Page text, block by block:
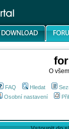
O
FAQ Hledat
Osobní nastavení